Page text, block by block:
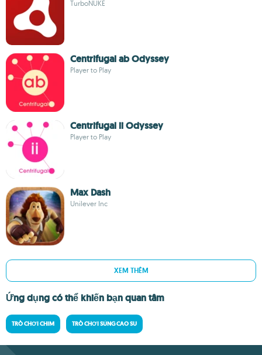
TurboNUKE
Centrifugal ab Odyssey
Player to Play
Centrifugal ii Odyssey
Player to Play
Max Dash
Unilever Inc
XEM THÊM
Ứng dụng có thể khiến bạn quan tâm
TRÒ CHƠI CHIM TRÒ CHƠI SÚNG CAO SU